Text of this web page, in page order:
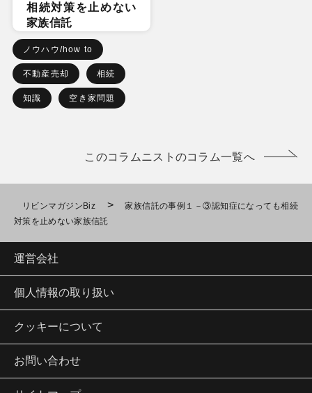
相続対策を止めない
家族信託
ノウハウ/how to
不動産売却 相続
知識 空き家問題
このコラムニストのコラム一覧へ
リビンマガジンBiz >
家族信託の事例１－③認知症になっても相続
対策を止めない家族信託
運営会社
個人情報の取り扱い
クッキーについて
お問い合わせ